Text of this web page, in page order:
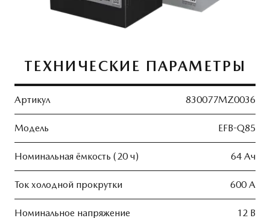
ТЕХНИЧЕСКИЕ ПАРАМЕТРЫ
Артикул 830077MZ0036
Модель EFB-Q85
Номинальная ёмкость (20 ч) 64 Ач
Ток холодной прокрутки 600 А
Номинальное напряжение 12 В